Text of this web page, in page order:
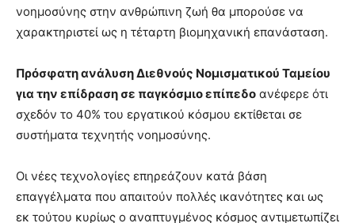
νοημοσύνης στην ανθρώπινη ζωή θα μπορούσε να
χαρακτηριστεί ως η τέταρτη βιομηχανική επανάσταση.
Πρόσφατη ανάλυση Διεθνούς Νομισματικού Ταμείου
για την επίδραση σε παγκόσμιο επίπεδο ανέφερε ότι
σχεδόν το 40% του εργατικού κόσμου εκτίθεται σε
συστήματα τεχνητής νοημοσύνης.
Οι νέες τεχνολογίες επηρεάζουν κατά βάση
επαγγέλματα που απαιτούν πολλές ικανότητες και ως
εκ τούτου κυρίως ο αναπτυγμένος κόσμος αντιμετωπίζει